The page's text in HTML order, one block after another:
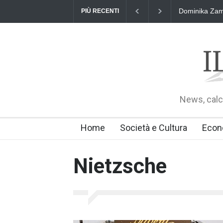
PIÙ RECENTI Dominika
News,
Home Società e Cultura
Nietzsche